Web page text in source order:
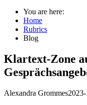
You are here:
Home
Rubrics
Blog
Klartext-Zone
Alexandra Grommes